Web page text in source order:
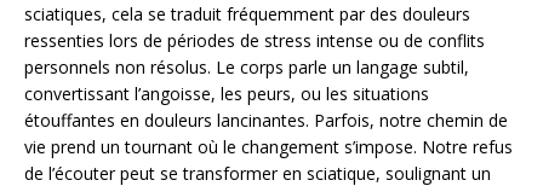
sciatiques, cela se traduit fréquemment par des douleurs
ressenties lors de périodes de stress intense ou de conflits
personnels non résolus. Le corps parle un langage subtil,
convertissant l’angoisse, les peurs, ou les situations
étouffantes en douleurs lancinantes. Parfois, notre chemin de
vie prend un tournant où le changement s’impose. Notre refus
de l’écouter peut se transformer en sciatique, soulignant un